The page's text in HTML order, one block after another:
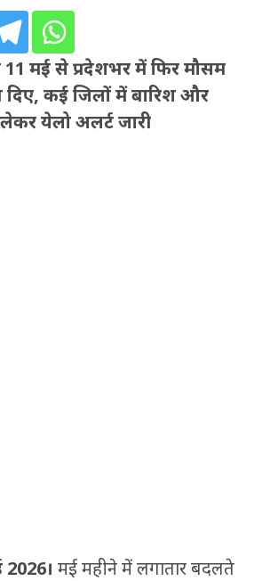
मई से प्रदेशभर में फिर मौसम
कई जिलों में बारिश और
येलो अलर्ट जारी
मई महीने में लगातार बदलते